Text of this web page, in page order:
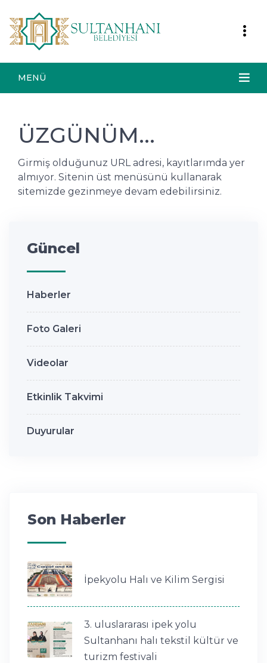
MENÜ
ÜZGÜNÜM...
Girmiş olduğunuz URL adresi, kayıtlarımda yer
almıyor. Sitenin üst menüsünü kullanarak
sitemizde gezinmeye devam edebilirsiniz.
Güncel
Haberler
Foto Galeri
Videolar
Etkinlik Takvimi
Duyurular
Son Haberler
İpekyolu Halı ve Kilim Sergisi
3. uluslararası ipek yolu
Sultanhanı halı tekstil kültür ve
turizm festivali